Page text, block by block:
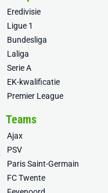
Eredivisie
Ligue 1
Bundesliga
Laliga
Serie A
EK-kwalificatie
Premier League
Teams
Ajax
PSV
Paris Saint-Germain
FC Twente